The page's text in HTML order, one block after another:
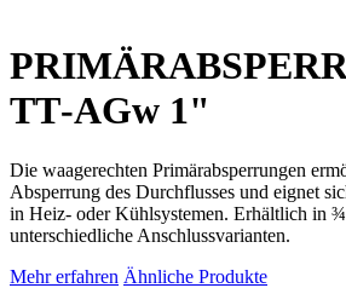
TT‑AGw 1"
Die waage­rechten Primär­ab­sperrungen
Absperr­ung des Durch­flusses und eignet
in Heiz- oder Kühl­systemen. Erhältlich in
unter­schiedliche An­schluss­varianten.
Mehr erfahren Ähnliche Produkte